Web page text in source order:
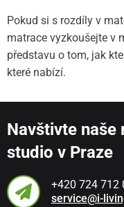
Pokud si s rozdíly v
matrace vyzkoušejte v
představu o tom, jak
které nabízí.
Navštivte naše
studio v Praze
+420 724 712
service@i-